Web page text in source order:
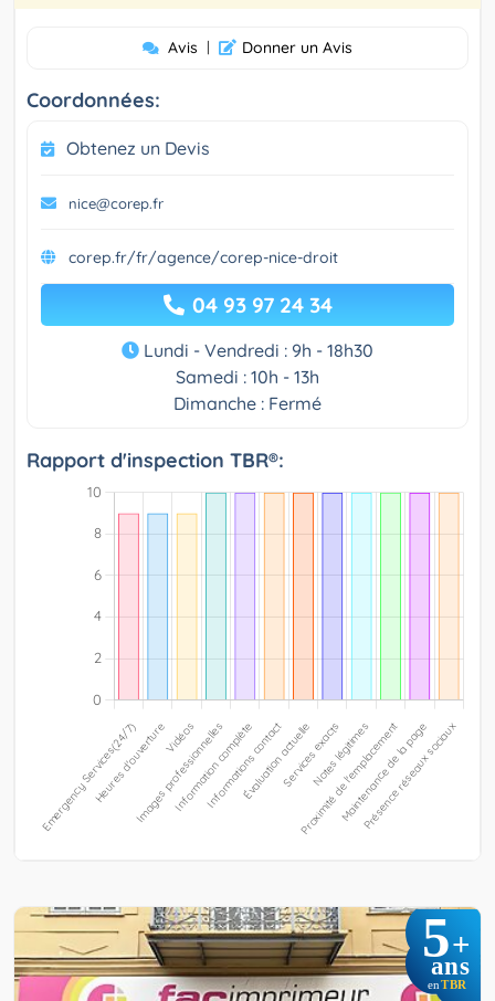
Avis | Donner un Avis
Coordonnées:
Obtenez un Devis
nice@corep.fr
corep.fr/fr/agence/corep-nice-droit
04 93 97 24 34
Lundi - Vendredi : 9h - 18h30
Samedi : 10h - 13h
Dimanche : Fermé
Rapport d'inspection TBR®:
5+
ans
en TBR